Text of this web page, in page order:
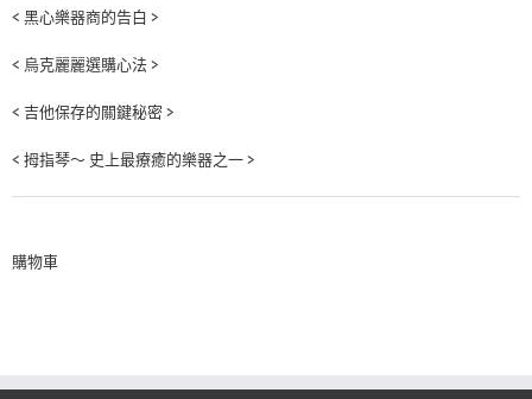
< 黑心樂器商的告白 >
< 烏克麗麗選購心法 >
< 吉他保存的關鍵秘密 >
< 拇指琴～ 史上最療癒的樂器之一 >
購物車